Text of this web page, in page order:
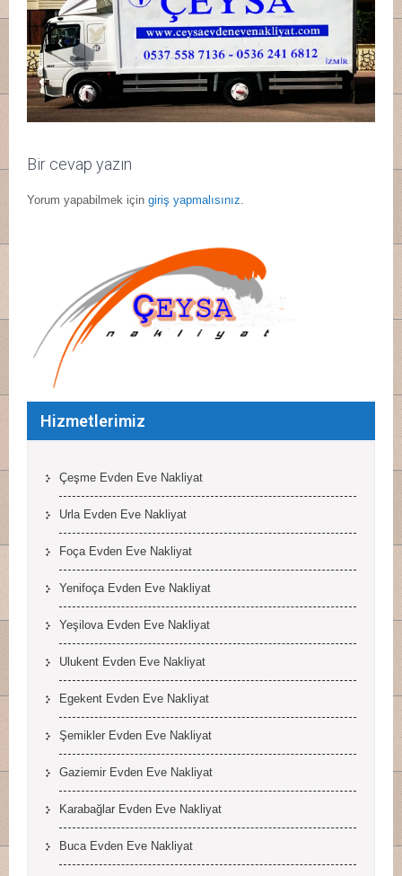
Bir cevap yazın
Yorum yapabilmek için giriş yapmalısınız.
Hizmetlerimiz
Çeşme Evden Eve Nakliyat
Urla Evden Eve Nakliyat
Foça Evden Eve Nakliyat
Yenifoça Evden Eve Nakliyat
Yeşilova Evden Eve Nakliyat
Ulukent Evden Eve Nakliyat
Egekent Evden Eve Nakliyat
Şemikler Evden Eve Nakliyat
Gaziemir Evden Eve Nakliyat
Karabağlar Evden Eve Nakliyat
Buca Evden Eve Nakliyat